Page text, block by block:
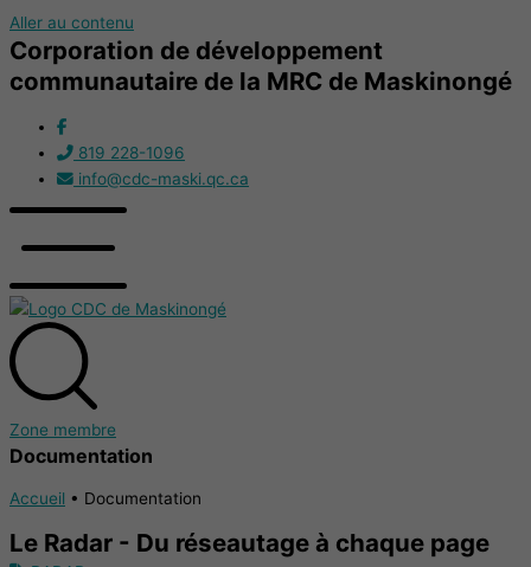
Aller au contenu
Corporation de développement
communautaire de la MRC de Maskinongé
819 228-1096
info@cdc-maski.qc.ca
Zone membre
Documentation
Accueil • Documentation
Le Radar - Du réseautage à chaque page